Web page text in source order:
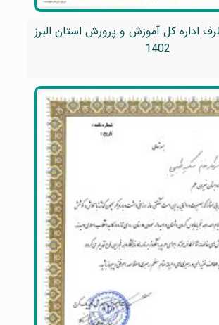
اداره کل آموزش و پرورش استان البرز
1402